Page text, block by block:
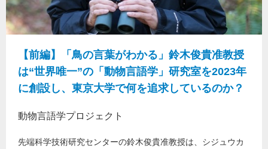
【前編】「鳥の言葉がわかる」鈴木俊貴准教授
は“世界唯一”の「動物言語学」研究室を2023年
に創設し、東京大学で何を追求しているのか？
動物言語学プロジェクト
先端科学技術研究センターの鈴木俊貴准教授は、シジュウカ